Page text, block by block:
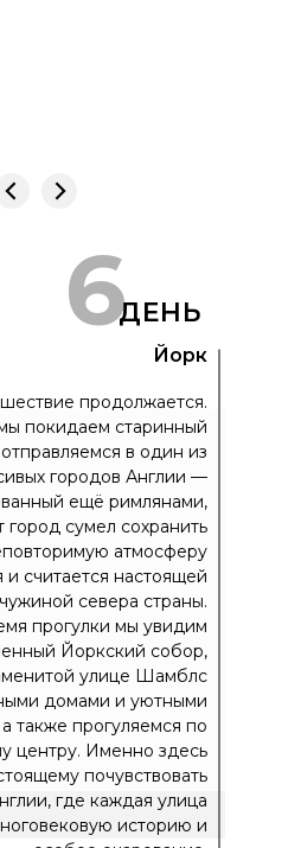
ДЕНЬ
продолжается.
покидаем старинный
в один из
городов Англии —
ещё римлянами,
город сумел сохранить
атмосферу
и считается настоящей
севера страны.
прогулки мы увидим
Йоркский собор,
улице Шамблс
домами и уютными
также прогуляемся по
центру. Именно здесь
почувствовать
где каждая улица
историю и
6
Йорк